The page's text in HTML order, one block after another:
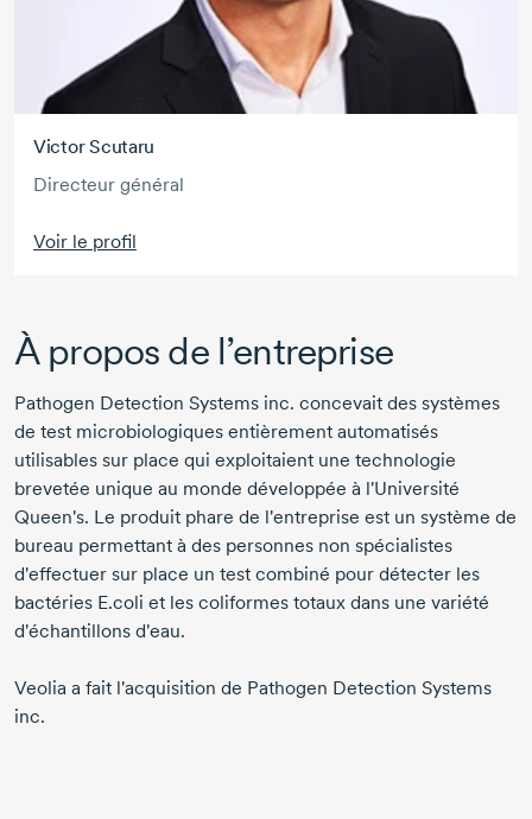
Victor Scutaru
Directeur général
Voir le profil
À propos de l’entreprise
Pathogen Detection Systems inc. concevait des systèmes
de test microbiologiques entièrement automatisés
utilisables sur place qui exploitaient une technologie
brevetée unique au monde développée à l'Université
Queen's. Le produit phare de l'entreprise est un système de
bureau permettant à des personnes non spécialistes
d'effectuer sur place un test combiné pour détecter les
bactéries E.coli et les coliformes totaux dans une variété
d'échantillons d'eau.
Veolia a fait l'acquisition de Pathogen Detection Systems
inc.